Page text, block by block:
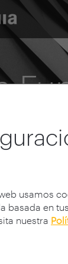
usamos
basada en
nuestra